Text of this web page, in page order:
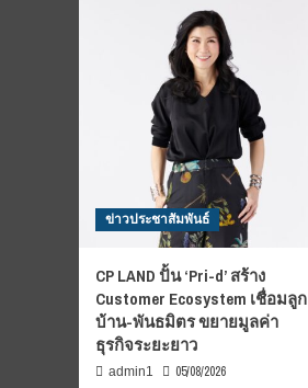
ข่าวประชาสัมพันธ์
CP LAND ปั้น ‘Pri-d’ สร้าง
Customer Ecosystem เชื่อมลูก
บ้าน-พันธมิตร ขยายมูลค่า
ธุรกิจระยะยาว
admin1 05/08/2026